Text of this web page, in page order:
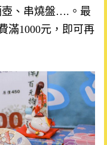
、串燒盤…. 。最
滿1000元，即可再